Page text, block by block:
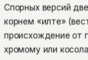
Спорных версий
корнем «илте»
происхождение от
хромому или